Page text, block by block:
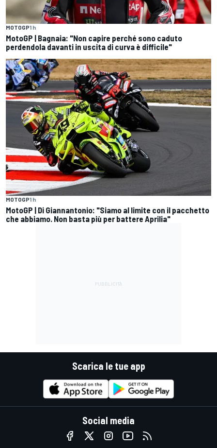
MOTOGP1 h
MotoGP | Bagnaia: "Non capire perché sono caduto
perdendola davanti in uscita di curva è difficile"
MOTOGP1 h
MotoGP | Di Giannantonio: "Siamo al limite con il pacchetto
che abbiamo. Non basta più per battere Aprilia"
Scarica le tue app
Social media